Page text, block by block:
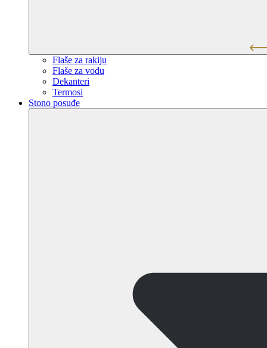
Flaše za rakiju
Flaše za vodu
Dekanteri
Termosi
Stono posuđe